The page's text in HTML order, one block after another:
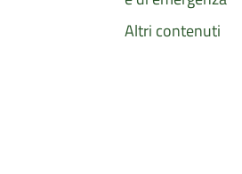
Altri contenuti